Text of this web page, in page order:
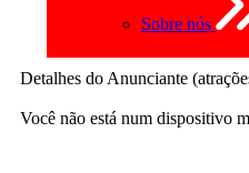
Sobre nós
Detalhes do Anunciante
Você não está num dispositivo